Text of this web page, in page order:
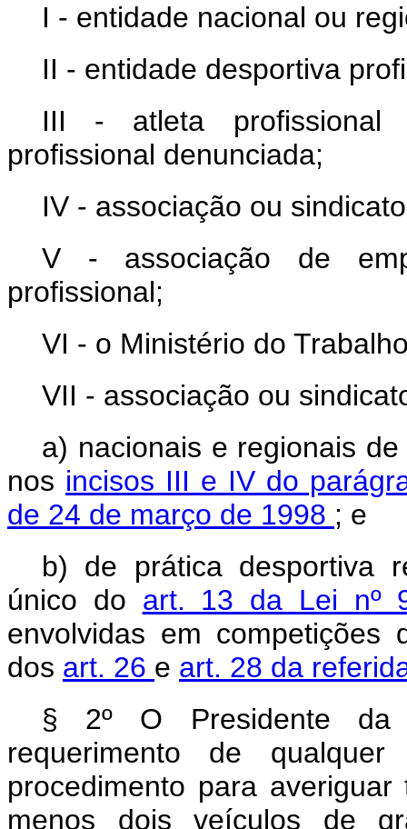
I - entidade nacional ou
II - entidade desportiva
III - atleta profissional
profissional denunciada;
IV - associação ou
V - associação de
profissional;
VI - o Ministério do
VII - associação ou
a) nacionais e regionais
nos incisos III e IV do
de 24 de março de 1998 ; e
b) de prática desportiva
único do art. 13 da Lei nº
envolvidas em competições
dos art. 26 e art. 28 da
§ 2º O Presidente da
requerimento de
procedimento para
menos dois veículos de